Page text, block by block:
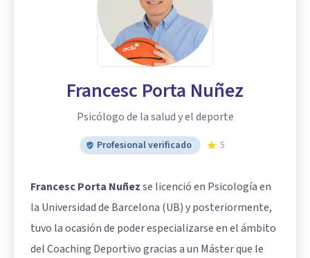
Francesc Porta Nuñez
Psicólogo de la salud y el deporte
Profesional verificado 5
Francesc Porta Nuñezse licenció en Psicología en
la Universidad de Barcelona (UB) y posteriormente,
tuvo la ocasión de poder especializarse en el ámbito
del Coaching Deportivo gracias a un Máster que le